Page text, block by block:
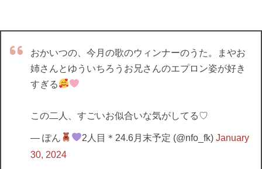
おかいつの、今月の歌のウィンナーのうた。まやお
姉さんとゆういちろうお兄さんのエプロン姿が好き
すぎる
この二人、すごいお似合いな気がしてる♡
— ぽん 2人目＊24.6月末予定 (@nfo_fk)January
30, 2024